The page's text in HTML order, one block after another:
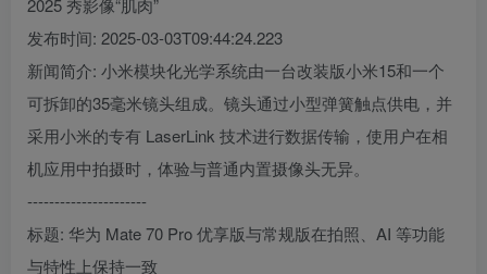
2025 秀影像“肌肉”
发布时间: 2025-03-03T09:44:24.223
新闻简介: 小米模块化光学系统由一台改装版小米15和一个
可拆卸的35毫米镜头组成。镜头通过小型弹簧触点供电，并
采用小米的专有 LaserLink 技术进行数据传输，使用户在相
机应用中拍摄时，体验与普通内置摄像头无异。
----------------------
标题: 华为 Mate 70 Pro 优享版与常规版在拍照、AI 等功能
与特性上保持一致